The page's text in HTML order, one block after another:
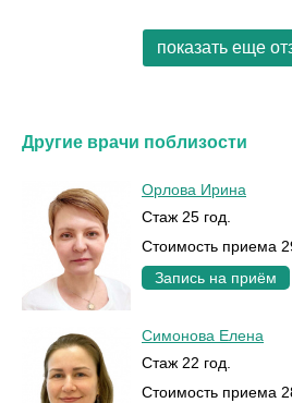
показать еще
Другие врачи поблизости
Орлова Ирина
Стаж 25 год.
Стоимость приема
Запись на приём
Симонова Елена
Стаж 22 год.
Стоимость приема